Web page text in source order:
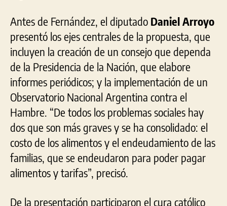
Antes de Fernández, el diputado Daniel Arroyo
presentó los ejes centrales de la propuesta, que
incluyen la creación de un consejo que dependa
de la Presidencia de la Nación, que elabore
informes periódicos; y la implementación de un
Observatorio Nacional Argentina contra el
Hambre. “De todos los problemas sociales hay
dos que son más graves y se ha consolidado: el
costo de los alimentos y el endeudamiento de las
familias, que se endeudaron para poder pagar
alimentos y tarifas”, precisó.
De la presentación participaron el cura católico